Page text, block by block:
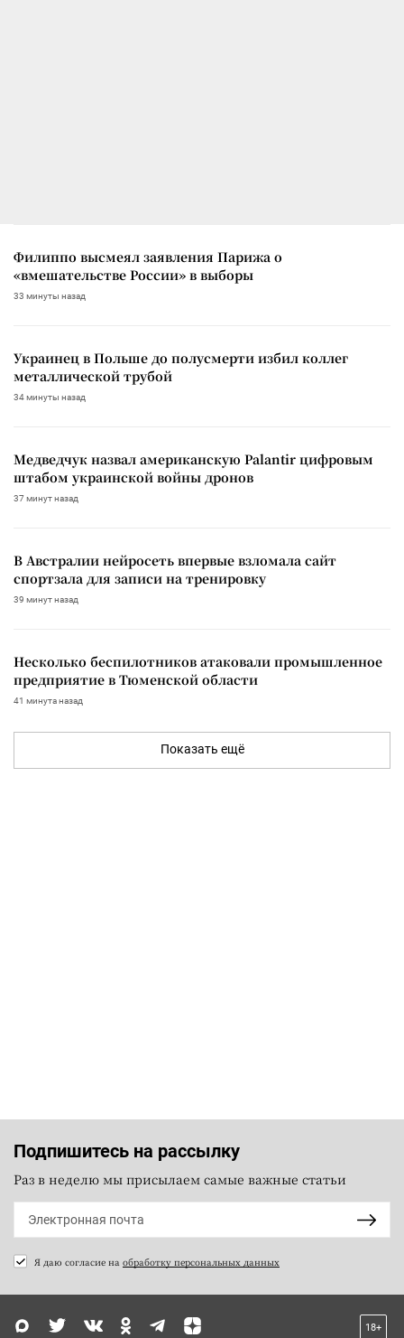
Филиппо высмеял заявления Парижа о
«вмешательстве России» в выборы
33 минуты назад
Украинец в Польше до полусмерти избил коллег
металлической трубой
34 минуты назад
Медведчук назвал американскую Palantir цифровым
штабом украинской войны дронов
37 минут назад
В Австралии нейросеть впервые взломала сайт
спортзала для записи на тренировку
39 минут назад
Несколько беспилотников атаковали промышленное
предприятие в Тюменской области
41 минута назад
Показать ещё
Подпишитесь на рассылку
Раз в неделю мы присылаем самые важные статьи
Я даю согласие на обработку персональных данных
18+